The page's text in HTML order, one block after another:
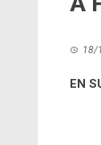
18/
EN